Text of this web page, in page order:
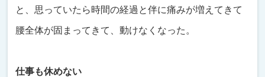
と、思っていたら時間の経過と伴に痛みが増えてきて
腰全体が固まってきて、動けなくなった。
仕事も休めない